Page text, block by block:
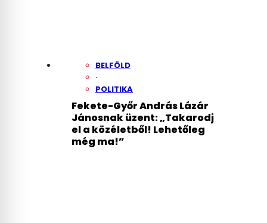
BELFÖLD
·
POLITIKA
Fekete-Győr András Lázár
Jánosnak üzent: „Takarodj
el a közéletből! Lehetőleg
még ma!”